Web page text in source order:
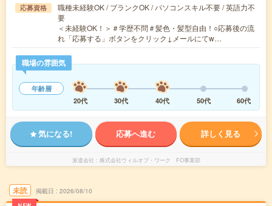
応募資格
職種未経験OK / ブランクOK / パソコンスキル不要 / 英語力不
要
＜未経験OK！＞＃学歴不問＃髪色・髪型自由！○応募後の流
れ「応募する」ボタンをクリック↓メールにてw…
職場の雰囲気
年齢層
20代
30代 40代 50代 60代
気になる! 応募へ進む 詳しく見る
派遣会社 株式会社ウィルオブ・ワーク FO事業部
未読 掲載日 2026/08/10